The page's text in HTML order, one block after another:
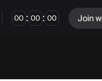
00 : 00 : 00 Join